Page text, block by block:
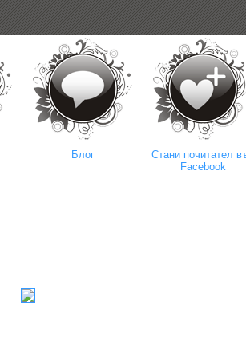
Блог
Стани почитател
Facebook